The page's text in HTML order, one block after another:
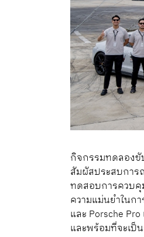
กิจกรรมทดลองขั
สัมผัสประสบการ
ทดสอบการควบคุ
ความแม่นยำในก
และ Porsche
และพร้อมที่จะเป็น